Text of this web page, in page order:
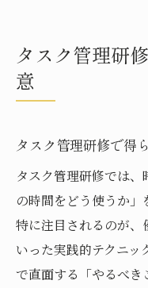
タスク管理研
意
タスク管理研修で得
タスク管理研修では
の時間をどう使うか」
特に注目されるのが、
いった実践的テクニッ
で直面する「やるべき